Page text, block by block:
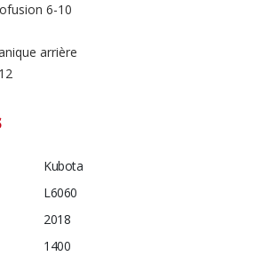
6-10
arrière
Kubota
L6060
2018
1400